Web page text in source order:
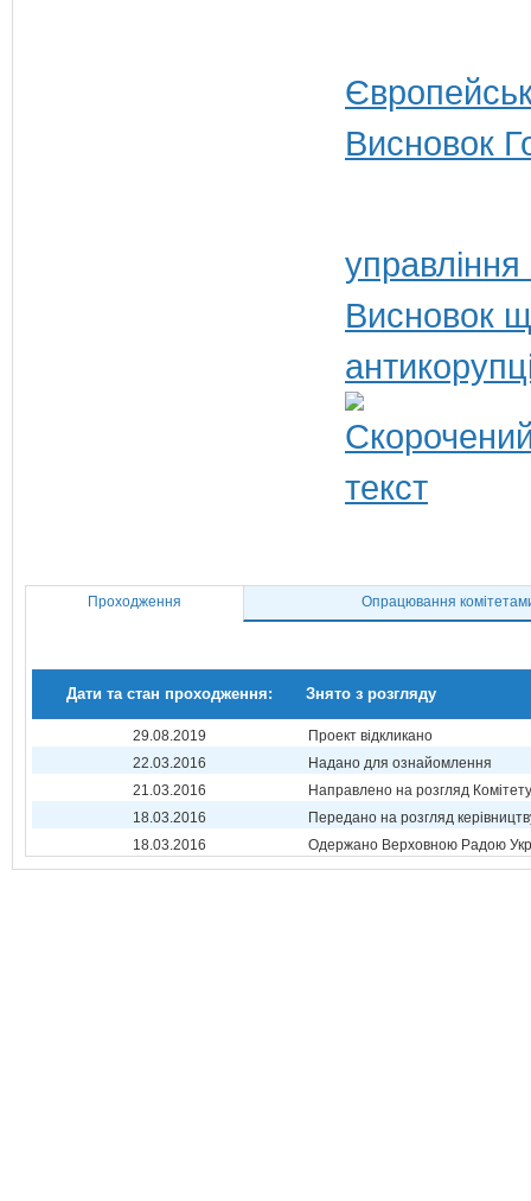
Висновок
Висновок
Проходження Опрацювання
Дати та стан проходження: Знято з розгляду
29.08.2019
Проект відкликано
22.03.2016
Надано для ознайомлення
21.03.2016
Направлено на розгляд Комітету
18.03.2016
Передано на розгляд
18.03.2016
Одержано Верховною Радою